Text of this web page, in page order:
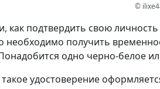
©
как подтвердить свою
необходимо получить
одно черно-белое
удостоверение